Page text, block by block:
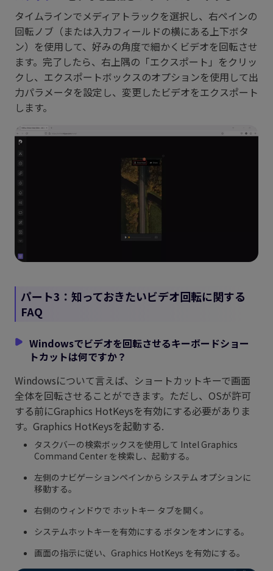
タイムラインでメディアトラックを選択し、右ペインの
回転ノブ（または入力フィールドの横にある上下ボタ
ン）を使用して、好みの角度で細かくビデオを回転させ
ます。完了したら、右上隅の「エクスポート」をクリッ
クし、エクスポートボックスのオプションを使用して出
力パラメータを設定し、変更したビデオをエクスポート
します。
パート3：知っておきたいビデオ回転に関する
FAQ
Windowsでビデオを回転させるキーボードショー
トカットは何ですか？
Windowsについて言えば、ショートカットキーで画面
全体を回転させることができます。ただし、OSが許可
する前にGraphics HotKeysを有効にする必要がありま
す。Graphics HotKeysを起動する.
タスクバーの検索ボックスを使用して Intel Graphics
Command Center を検索し、起動する。
左側のナビゲーションペインから システム オプションに
移動する。
右側のウィンドウで ホットキー タブを開く。
システムホットキーを有効にする ボタンをオンにする。
画面の指示に従い、Graphics HotKeys を有効にする。